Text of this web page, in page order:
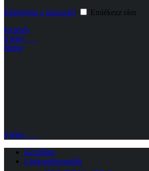
Elfelejtette a jelszavát?
Emlékezz rám
Keresés
0 tétel
Menü
0 tétel
Kezdőlap
Légkondicionálók